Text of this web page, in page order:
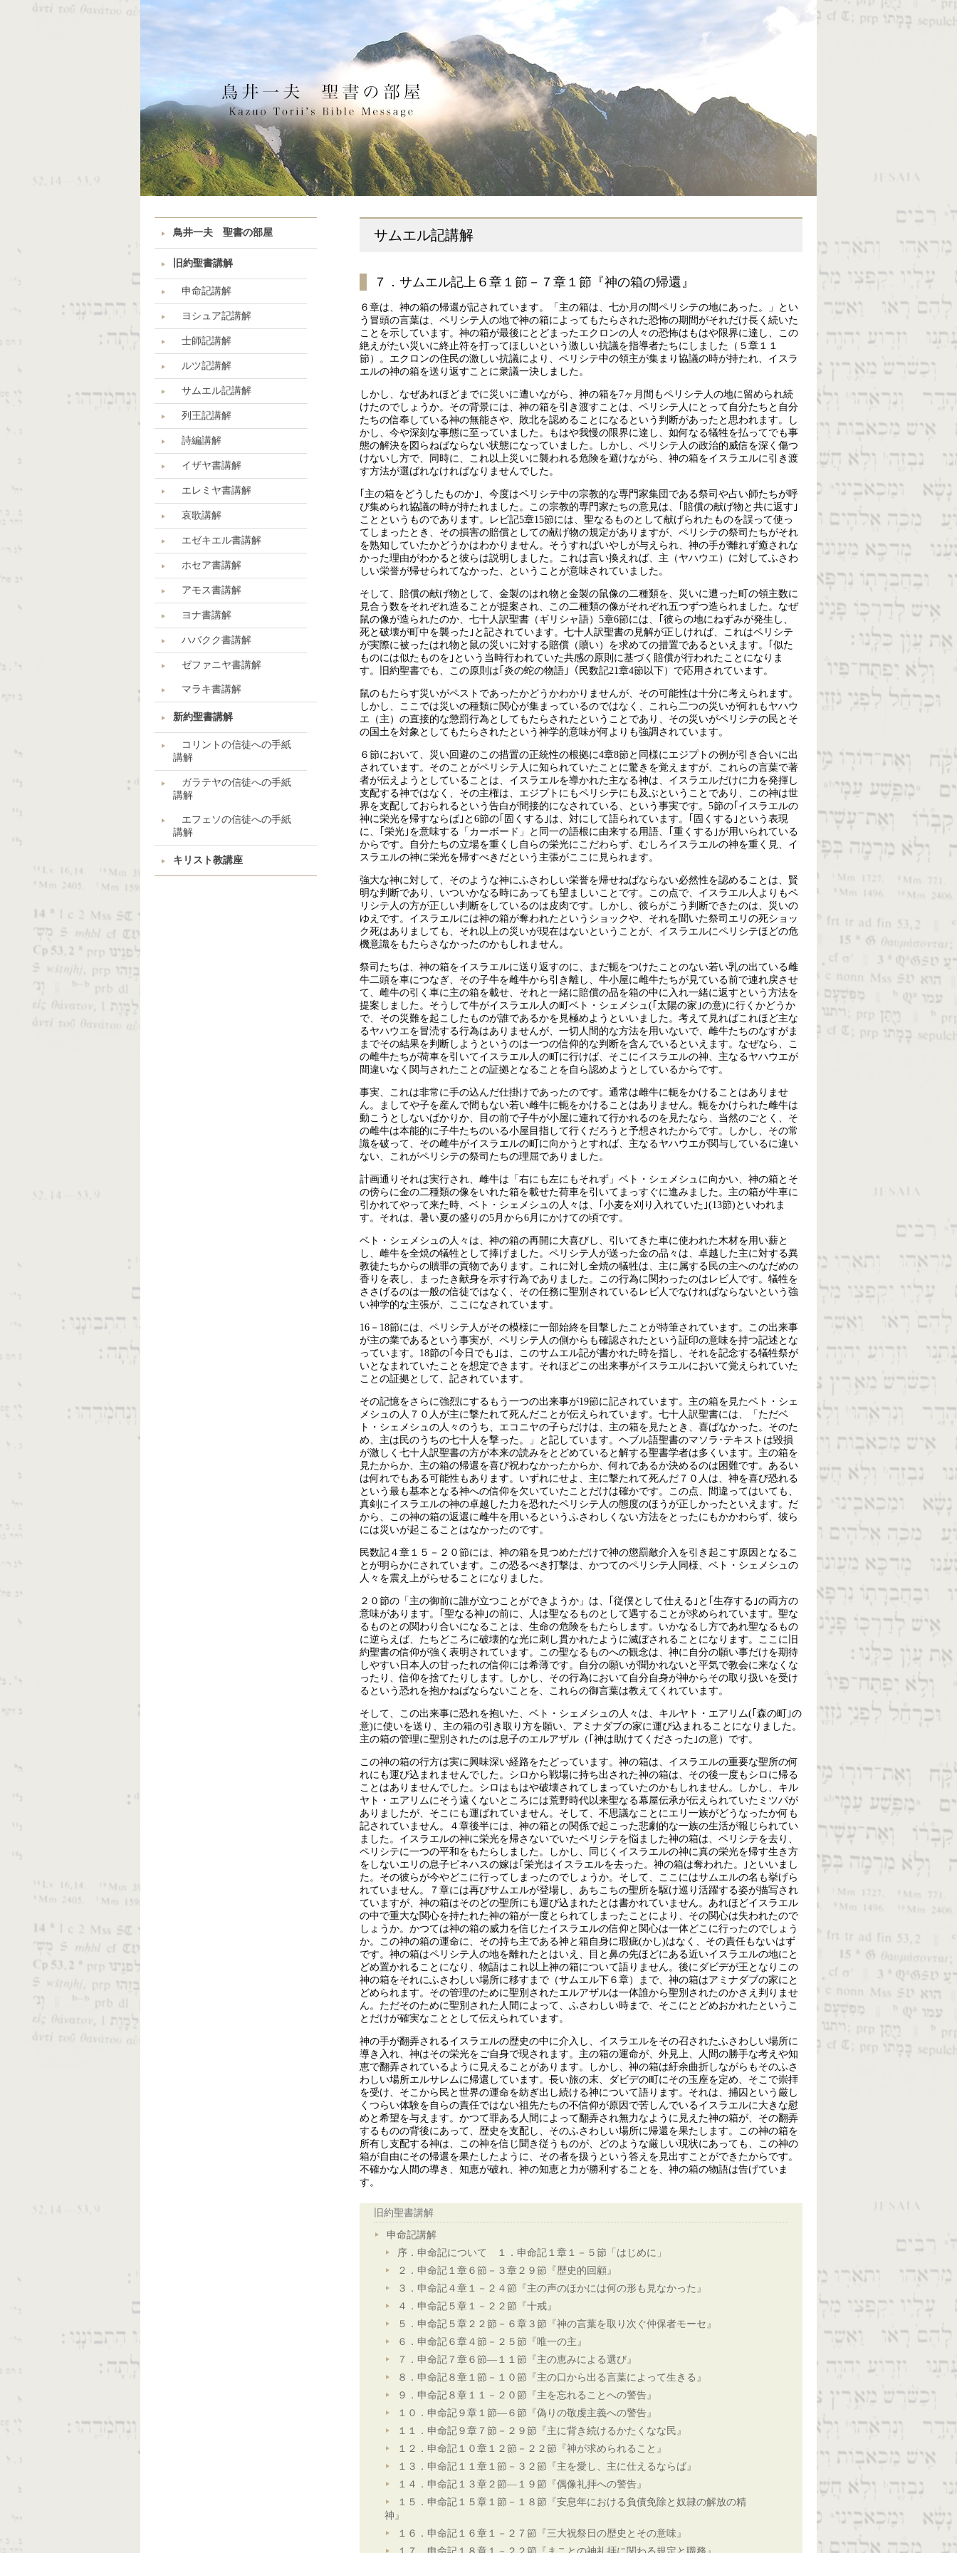
鳥井一夫 聖書の部屋
旧約聖書講解
申命記講解
ヨシュア記講解
士師記講解
ルツ記講解
サムエル記講解
列王記講解
詩編講解
イザヤ書講解
エレミヤ書講解
哀歌講解
エゼキエル書講解
ホセア書講解
アモス書講解
ヨナ書講解
ハバクク書講解
ゼファニヤ書講解
マラキ書講解
新約聖書講解
コリントの信徒への手紙
講解
ガラテヤの信徒への手紙
講解
エフェソの信徒への手紙
講解
キリスト教講座
サムエル記講解
７．サムエル記上６章１節－７章１節『神の箱の帰還』
６章は、神の箱の帰還が記されています。「主の箱は、七か月の間ペリシテの地にあった。」とい
う冒頭の言葉は、ペリシテ人の地で神の箱によってもたらされた恐怖の期間がそれだけ長く続いた
ことを示しています。神の箱が最後にとどまったエクロンの人々の恐怖はもはや限界に達し、この
絶えがたい災いに終止符を打ってほしいという激しい抗議を指導者たちにしました（５章１１
節）。エクロンの住民の激しい抗議により、ペリシテ中の領主が集まり協議の時が持たれ、イスラ
エルの神の箱を送り返すことに衆議一決しました。
しかし、なぜあれほどまでに災いに遭いながら、神の箱を7ヶ月間もペリシテ人の地に留められ続
けたのでしょうか。その背景には、神の箱を引き渡すことは、ペリシテ人にとって自分たちと自分
たちの信奉している神の無能さや、敗北を認めることになるという判断があったと思われます。し
かし、今や深刻な事態に至っていました。もはや我慢の限界に達し、如何なる犠牲を払ってでも事
態の解決を図らねばならない状態になっていました。しかし、ペリシテ人の政治的威信を深く傷つ
けないし方で、同時に、これ以上災いに襲われる危険を避けながら、神の箱をイスラエルに引き渡
す方法が選ばれなければなりませんでした。
｢主の箱をどうしたものか｣、今度はペリシテ中の宗教的な専門家集団である祭司や占い師たちが呼
び集められ協議の時が持たれました。この宗教的専門家たちの意見は、｢賠償の献げ物と共に返す｣
ことというものであります。レビ記5章15節には、聖なるものとして献げられたものを誤って使っ
てしまったとき、その損害の賠償としての献げ物の規定がありますが、ペリシテの祭司たちがそれ
を熟知していたかどうかはわかりません。そうすればいやしが与えられ、神の手が離れず癒されな
かった理由がわかると彼らは説明しました。これは言い換えれば、主（ヤハウエ）に対してふさわ
しい栄誉が帰せられてなかった、ということが意味されていました。
そして、賠償の献げ物として、金製のはれ物と金製の鼠像の二種類を、災いに遭った町の領主数に
見合う数をそれぞれ造ることが提案され、この二種類の像がそれぞれ五つずつ造られました。なぜ
鼠の像が造られたのか、七十人訳聖書（ギリシャ語）5章6節には、｢彼らの地にねずみが発生し、
死と破壊が町中を襲った｣と記されています。七十人訳聖書の見解が正しければ、これはペリシテ
が実際に被ったはれ物と鼠の災いに対する賠償（贖い）を求めての措置であるといえます。｢似た
ものには似たものを｣という当時行われていた共感の原則に基づく賠償が行われたことになりま
す。旧約聖書でも、この原則は｢炎の蛇の物語｣（民数記21章4節以下）で応用されています。
鼠のもたらす災いがペストであったかどうかわかりませんが、その可能性は十分に考えられます。
しかし、ここでは災いの種類に関心が集まっているのではなく、これら二つの災いが何れもヤハウ
エ（主）の直接的な懲罰行為としてもたらされたということであり、その災いがペリシテの民とそ
の国土を対象としてもたらされたという神学的意味が何よりも強調されています。
６節において、災い回避のこの措置の正統性の根拠に4章8節と同様にエジプトの例が引き合いに出
されています。そのことがペリシテ人に知られていたことに驚きを覚えますが、これらの言葉で著
者が伝えようとしていることは、イスラエルを導かれた主なる神は、イスラエルだけに力を発揮し
支配する神ではなく、その主権は、エジプトにもペリシテにも及ぶということであり、この神は世
界を支配しておられるという告白が間接的になされている、という事実です。5節の｢イスラエルの
神に栄光を帰すならば｣と6節の｢固くする｣は、対にして語られています。｢固くする｣という表現
に、｢栄光｣を意味する「カーボード」と同一の語根に由来する用語、｢重くする｣が用いられている
からです。自分たちの立場を重くし自らの栄光にこだわらず、むしろイスラエルの神を重く見、イ
スラエルの神に栄光を帰すべきだという主張がここに見られます。
強大な神に対して、そのような神にふさわしい栄誉を帰せねばならない必然性を認めることは、賢
明な判断であり、いついかなる時にあっても望ましいことです。この点で、イスラエル人よりもペ
リシテ人の方が正しい判断をしているのは皮肉です。しかし、彼らがこう判断できたのは、災いの
ゆえです。イスラエルには神の箱が奪われたというショックや、それを聞いた祭司エリの死ショッ
ク死はありましても、それ以上の災いが現在はないということが、イスラエルにペリシテほどの危
機意識をもたらさなかったのかもしれません。
祭司たちは、神の箱をイスラエルに送り返すのに、まだ軛をつけたことのない若い乳の出ている雌
牛二頭を車につなぎ、その子牛を雌牛から引き離し、牛小屋に雌牛たちが見ている前で連れ戻させ
て、雌牛の引く車に主の箱を載せ、それと一緒に賠償の品を箱の中に入れ一緒に返すという方法を
提案しました。そうして牛がイスラエル人の町ベト・シェメシュ(｢太陽の家｣の意)に行くかどうか
で、その災難を起こしたものが誰であるかを見極めようといいました。考えて見ればこれほど主な
るヤハウエを冒涜する行為はありませんが、一切人間的な方法を用いないで、雌牛たちのなすがま
までその結果を判断しようというのは一つの信仰的な判断を含んでいるといえます。なぜなら、こ
の雌牛たちが荷車を引いてイスラエル人の町に行けば、そこにイスラエルの神、主なるヤハウエが
間違いなく関与されたことの証拠となることを自ら認めようとしているからです。
事実、これは非常に手の込んだ仕掛けであったのです。通常は雌牛に軛をかけることはありませ
ん。ましてや子を産んで間もない若い雌牛に軛をかけることはありません。軛をかけられた雌牛は
動こうとしないばかりか、目の前で子牛が小屋に連れて行かれるのを見たなら、当然のごとく、そ
の雌牛は本能的に子牛たちのいる小屋目指して行くだろうと予想されたからです。しかし、その常
識を破って、その雌牛がイスラエルの町に向かうとすれば、主なるヤハウエが関与しているに違い
ない、これがペリシテの祭司たちの理屈でありました。
計画通りそれは実行され、雌牛は「右にも左にもそれず」ベト・シェメシュに向かい、神の箱とそ
の傍らに金の二種類の像をいれた箱を載せた荷車を引いてまっすぐに進みました。主の箱が牛車に
引かれてやって来た時、ベト・シェメシュの人々は、｢小麦を刈り入れていた｣(13節)といわれま
す。それは、暑い夏の盛りの5月から6月にかけての頃です。
ベト・シェメシュの人々は、神の箱の再開に大喜びし、引いてきた車に使われた木材を用い薪と
し、雌牛を全焼の犠牲として捧げました。ペリシテ人が送った金の品々は、卓越した主に対する異
教徒たちからの贖罪の貢物であります。これに対し全焼の犠牲は、主に属する民の主へのなだめの
香りを表し、まったき献身を示す行為でありました。この行為に関わったのはレビ人です。犠牲を
ささげるのは一般の信徒ではなく、その任務に聖別されているレビ人でなければならないという強
い神学的な主張が、ここになされています。
16－18節には、ペリシテ人がその模様に一部始終を目撃したことが特筆されています。この出来事
が主の業であるという事実が、ペリシテ人の側からも確認されたという証印の意味を持つ記述とな
っています。18節の｢今日でも｣は、このサムエル記が書かれた時を指し、それを記念する犠牲祭が
いとなまれていたことを想定できます。それほどこの出来事がイスラエルにおいて覚えられていた
ことの証拠として、記されています。
その記憶をさらに強烈にするもう一つの出来事が19節に記されています。主の箱を見たベト・シェ
メシュの人７０人が主に撃たれて死んだことが伝えられています。七十人訳聖書には、「ただベ
ト・シェメシュの人々のうち、エコニヤの子らだけは、主の箱を見たとき、喜ばなかった。そのた
め、主は民のうちの七十人を撃った。」と記しています。ヘブル語聖書のマソラ･テキストは毀損
が激しく七十人訳聖書の方が本来の読みをとどめていると解する聖書学者は多くいます。主の箱を
見たからか、主の箱の帰還を喜び祝わなかったからか、何れであるか決めるのは困難です。あるい
は何れでもある可能性もあります。いずれにせよ、主に撃たれて死んだ７０人は、神を喜び恐れる
という最も基本となる神への信仰を欠いていたことだけは確かです。この点、間違ってはいても、
真剣にイスラエルの神の卓越した力を恐れたペリシテ人の態度のほうが正しかったといえます。だ
から、この神の箱の返還に雌牛を用いるというふさわしくない方法をとったにもかかわらず、彼ら
には災いが起こることはなかったのです。
民数記４章１５－２０節には、神の箱を見つめただけで神の懲罰敵介入を引き起こす原因となるこ
とが明らかにされています。この恐るべき打撃は、かつてのペリシテ人同様、ベト・シェメシュの
人々を震え上がらせることになりました。
２０節の「主の御前に誰が立つことができようか」は、｢従僕として仕える｣と｢生存する｣の両方の
意味があります。｢聖なる神｣の前に、人は聖なるものとして遇することが求められています。聖な
るものとの関わり合いになることは、生命の危険をもたらします。いかなるし方であれ聖なるもの
に逆らえば、たちどころに破壊的な光に刺し貫かれたように滅ぼされることになります。ここに旧
約聖書の信仰が強く表明されています。この聖なるものへの観念は、神に自分の願い事だけを期待
しやすい日本人の甘ったれの信仰には希薄です。自分の願いが聞かれないと平気で教会に来なくな
ったり、信仰を捨てたりします。しかし、その行為において自分自身が神からその取り扱いを受け
るという恐れを抱かねばならないことを、これらの御言葉は教えてくれています。
そして、この出来事に恐れを抱いた、ベト・シェメシュの人々は、キルヤト・エアリム(｢森の町｣の
意)に使いを送り、主の箱の引き取り方を願い、アミナダブの家に運び込まれることになりました。
主の箱の管理に聖別されたのは息子のエルアザル（｢神は助けてくださった｣の意）です。
この神の箱の行方は実に興味深い経路をたどっています。神の箱は、イスラエルの重要な聖所の何
れにも運び込まれませんでした。シロから戦場に持ち出された神の箱は、その後一度もシロに帰る
ことはありませんでした。シロはもはや破壊されてしまっていたのかもしれません。しかし、キル
ヤト・エアリムにそう遠くないところには荒野時代以来聖なる幕屋伝承が伝えられていたミツパが
ありましたが、そこにも運ばれていません。そして、不思議なことにエリ一族がどうなったか何も
記されていません。４章後半には、神の箱との関係で起こった悲劇的な一族の生活が報じられてい
ました。イスラエルの神に栄光を帰さないでいたペリシテを悩ました神の箱は、ペリシテを去り、
ペリシテに一つの平和をもたらしました。しかし、同じくイスラエルの神に真の栄光を帰す生き方
をしないエリの息子ピネハスの嫁は｢栄光はイスラエルを去った。神の箱は奪われた。｣といいまし
た。その彼らが今やどこに行ってしまったのでしょうか。そして、ここにはサムエルの名も挙げら
れていません。７章には再びサムエルが登場し、あちこちの聖所を駆け巡り活躍する姿が描写され
ていますが、神の箱はそのどの聖所にも運び込まれたとは書かれていません。あれほどイスラエル
の中で重大な関心を持たれた神の箱が一度とられてしまったことにより、その関心は失われたので
しょうか。かつては神の箱の威力を信じたイスラエルの信仰と関心は一体どこに行ったのでしょう
か。この神の箱の運命に、その持ち主である神と箱自身に瑕疵(かし)はなく、その責任もないはず
です。神の箱はペリシテ人の地を離れたとはいえ、目と鼻の先ほどにある近いイスラエルの地にと
どめ置かれることになり、物語はこれ以上神の箱について語りません。後にダビデが王となりこの
神の箱をそれにふさわしい場所に移すまで（サムエル下６章）まで、神の箱はアミナダブの家にと
どめられます。その管理のために聖別されたエルアザルは一体誰から聖別されたのかさえ判りませ
ん。ただそのために聖別された人間によって、ふさわしい時まで、そこにとどめおかれたというこ
とだけが確実なこととして伝えられています。
神の手が翻弄されるイスラエルの歴史の中に介入し、イスラエルをその召されたふさわしい場所に
導き入れ、神はその栄光をご自身で現されます。主の箱の運命が、外見上、人間の勝手な考えや知
恵で翻弄されているように見えることがあります。しかし、神の箱は紆余曲折しながらもそのふさ
わしい場所エルサレムに帰還しています。長い旅の末、ダビデの町にその玉座を定め、そこで崇拝
を受け、そこから民と世界の運命を紡ぎ出し続ける神について語ります。それは、捕囚という厳し
くつらい体験を自らの責任ではない祖先たちの不信仰が原因で苦しんでいるイスラエルに大きな慰
めと希望を与えます。かつて罪ある人間によって翻弄され無力なように見えた神の箱が、その翻弄
するものの背後にあって、歴史を支配し、そのふさわしい場所に帰還を果たします。この神の箱を
所有し支配する神は、この神を信じ聞き従うものが、どのような厳しい現状にあっても、この神の
箱が自由にその帰還を果たしたように、その者を扱うという答えを見出すことができたからです。
不確かな人間の導き、知恵が破れ、神の知恵と力が勝利することを、神の箱の物語は告げていま
す。
旧約聖書講解
申命記講解
序．申命記について １．申命記１章１－５節「はじめに」
２．申命記１章６節－３章２９節『歴史的回顧』
３．申命記４章１－２４節『主の声のほかには何の形も見なかった』
４．申命記５章１－２２節『十戒』
５．申命記５章２２節－６章３節『神の言葉を取り次ぐ仲保者モーセ』
６．申命記６章４節－２５節『唯一の主』
７．申命記７章６節―１１節『主の恵みによる選び』
８．申命記８章１節－１０節『主の口から出る言葉によって生きる』
９．申命記８章１１－２０節『主を忘れることへの警告』
１０．申命記９章１節―６節『偽りの敬虔主義への警告』
１１．申命記９章７節－２９節『主に背き続けるかたくなな民』
１２．申命記１０章１２節－２２節『神が求められること』
１３．申命記１１章１節－３２節『主を愛し、主に仕えるならば』
１４．申命記１３章２節―１９節『偶像礼拝への警告』
１５．申命記１５章１節－１８節『安息年における負債免除と奴隷の解放の精
神』
１６．申命記１６章１－２７節『三大祝祭日の歴史とその意味』